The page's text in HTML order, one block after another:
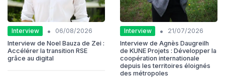
Interview •
06/08/2026
Interview de Noel Bauza de Zei :
Accélérer la transition RSE
grâce au digital
Interview •
21/07/2026
Interview de Agnès Daugreilh
de KUNE Projets : Développer la
coopération internationale
depuis les territoires éloignés
des métropoles